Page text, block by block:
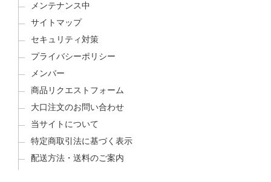
メンテナンス中
サイトマップ
セキュリティ対策
プライバシーポリシー
メンバー
商品リクエストフォーム
大口注文のお問い合わせ
当サイトについて
特定商取引法に基づく表示
配送方法・送料のご案内